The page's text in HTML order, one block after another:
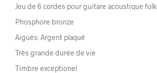
Jeu de 6 cordes pour guitare acoustique folk
Phosphore bronze
Aiguës: Argent plaqué
Très grande durée de vie
Timbre exceptionel